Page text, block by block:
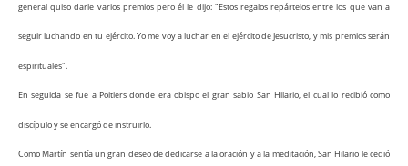
general quiso darle varios premios pero él le dijo: "Estos regalos repártelos entre los que van a
seguir luchando en tu ejército. Yo me voy a luchar en el ejército de Jesucristo, y mis premios serán
espirituales".
En seguida se fue a Poitiers donde era obispo el gran sabio San Hilario, el cual lo recibió como
discípulo y se encargó de instruirlo.
Como Martín sentía un gran deseo de dedicarse a la oración y a la meditación, San Hilario le cedió